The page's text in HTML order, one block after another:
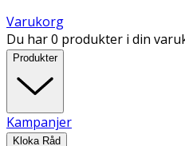
Varukorg
Du har 0 produkter i din
Produkter
Kampanjer
Kloka Råd